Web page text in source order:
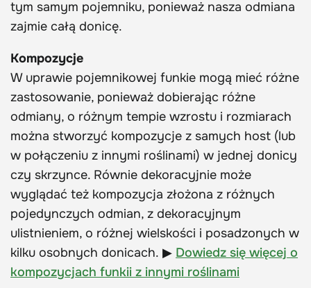
tym samym pojemniku, ponieważ nasza odmiana
zajmie całą donicę.
Kompozycje
W uprawie pojemnikowej funkie mogą mieć różne
zastosowanie, ponieważ dobierając różne
odmiany, o różnym tempie wzrostu i rozmiarach
można stworzyć kompozycje z samych host (lub
w połączeniu z innymi roślinami) w jednej donicy
czy skrzynce. Równie dekoracyjnie może
wyglądać też kompozycja złożona z różnych
pojedynczych odmian, z dekoracyjnym
ulistnieniem, o różnej wielskości i posadzonych w
kilku osobnych donicach. ▶ Dowiedz się więcej o
kompozycjach funkii z innymi roślinami